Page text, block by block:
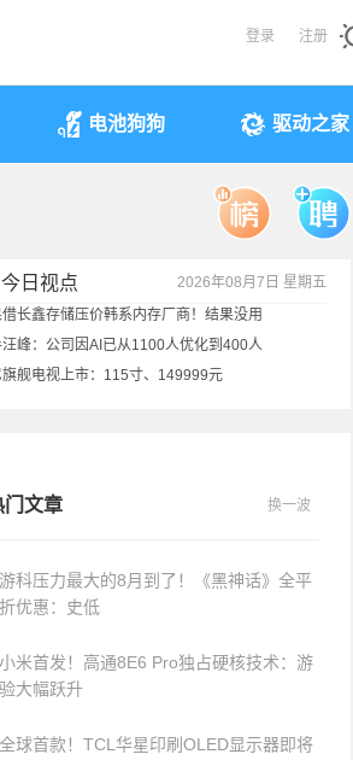
登录 注册
电池狗狗 驱动之家
今日视点 2026年08月7日 星期五
舰电视上市：115寸、149999元
火箭残骸7倍音速撞月球 对比图像公布
长鑫存储压价韩系内存厂商！结果没用
门文章 换一波
游科压力最大的8月到了！《黑神话》全平
优惠：史低
小米首发！高通8E6 Pro独占硬核技术：游
大幅跃升
全球首款！TCL华星印刷OLED显示器即将